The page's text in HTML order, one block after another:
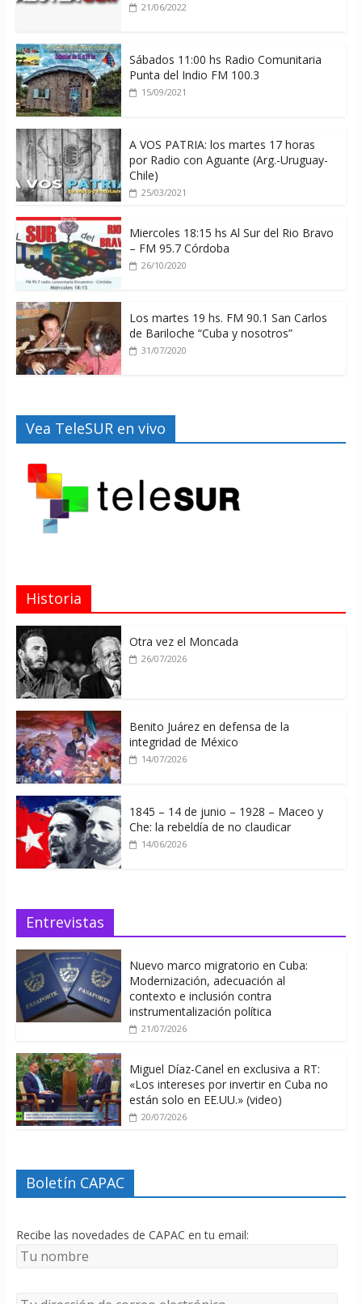
21/06/2022
Sábados 11:00 hs Radio Comunitaria
Punta del Indio FM 100.3
15/09/2021
A VOS PATRIA: los martes 17 horas
por Radio con Aguante (Arg.-Uruguay-
Chile)
25/03/2021
Miercoles 18:15 hs Al Sur del Rio Bravo
– FM 95.7 Córdoba
26/10/2020
Los martes 19 hs. FM 90.1 San Carlos
de Bariloche “Cuba y nosotros”
31/07/2020
Vea TeleSUR en vivo
Historia
Otra vez el Moncada
26/07/2026
Benito Juárez en defensa de la
integridad de México
14/07/2026
1845 – 14 de junio – 1928 – Maceo y
Che: la rebeldía de no claudicar
14/06/2026
Entrevistas
Nuevo marco migratorio en Cuba:
Modernización, adecuación al
contexto e inclusión contra
instrumentalización política
21/07/2026
Miguel Díaz-Canel en exclusiva a RT:
«Los intereses por invertir en Cuba no
están solo en EE.UU.» (video)
20/07/2026
Boletín CAPAC
Recibe las novedades de CAPAC en tu email: